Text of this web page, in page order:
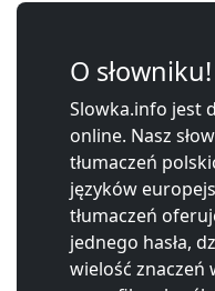
O słowniku!
Slowka.info jest
online. Nasz
tłumaczeń
języków
tłumaczeń
jednego hasła,
wielość znaczeń